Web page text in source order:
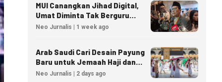
MUI Canangkan Jihad Digital,
Umat Diminta Tak Berguru
Agama Lewat AI
Neo Jurnalis | 1 week ago
Arab Saudi Cari Desain Payung
Baru untuk Jemaah Haji dan
Umrah
Neo Jurnalis | 2 days ago